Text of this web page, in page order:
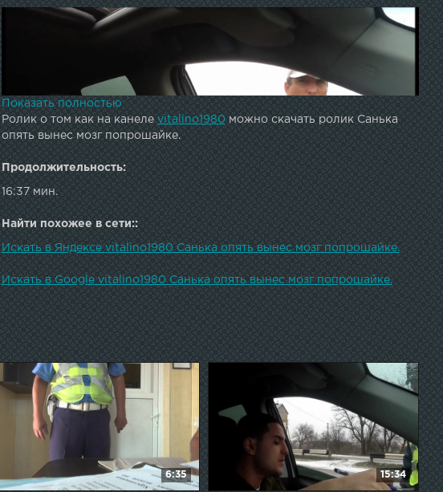
Показать полностью
Ролик о том как на канелеvitalino1980можно скачать ролик Санька
опять вынес мозг попрошайке.
Продолжительность:
16:37 мин.
Найти похожее в сети::
Искать в Яндексе vitalino1980 Санька опять вынес мозг попрошайке.
Искать в Google vitalino1980 Санька опять вынес мозг попрошайке.
6:35 15:34